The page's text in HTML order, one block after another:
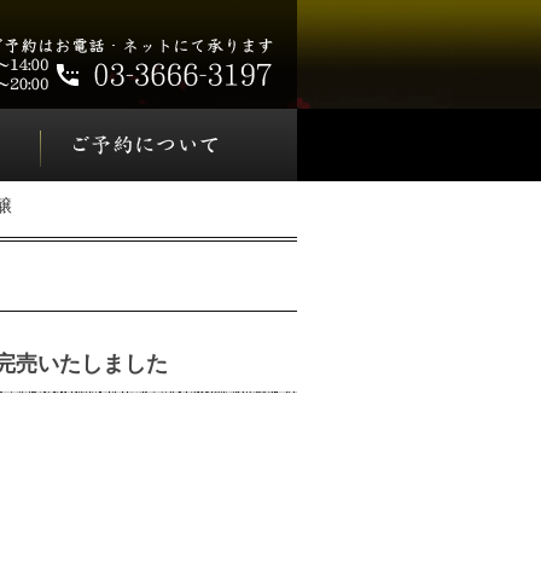
いたしました